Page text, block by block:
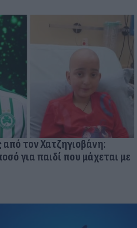
τον Χατζηγιοβάνη:
για παιδί που μάχεται με